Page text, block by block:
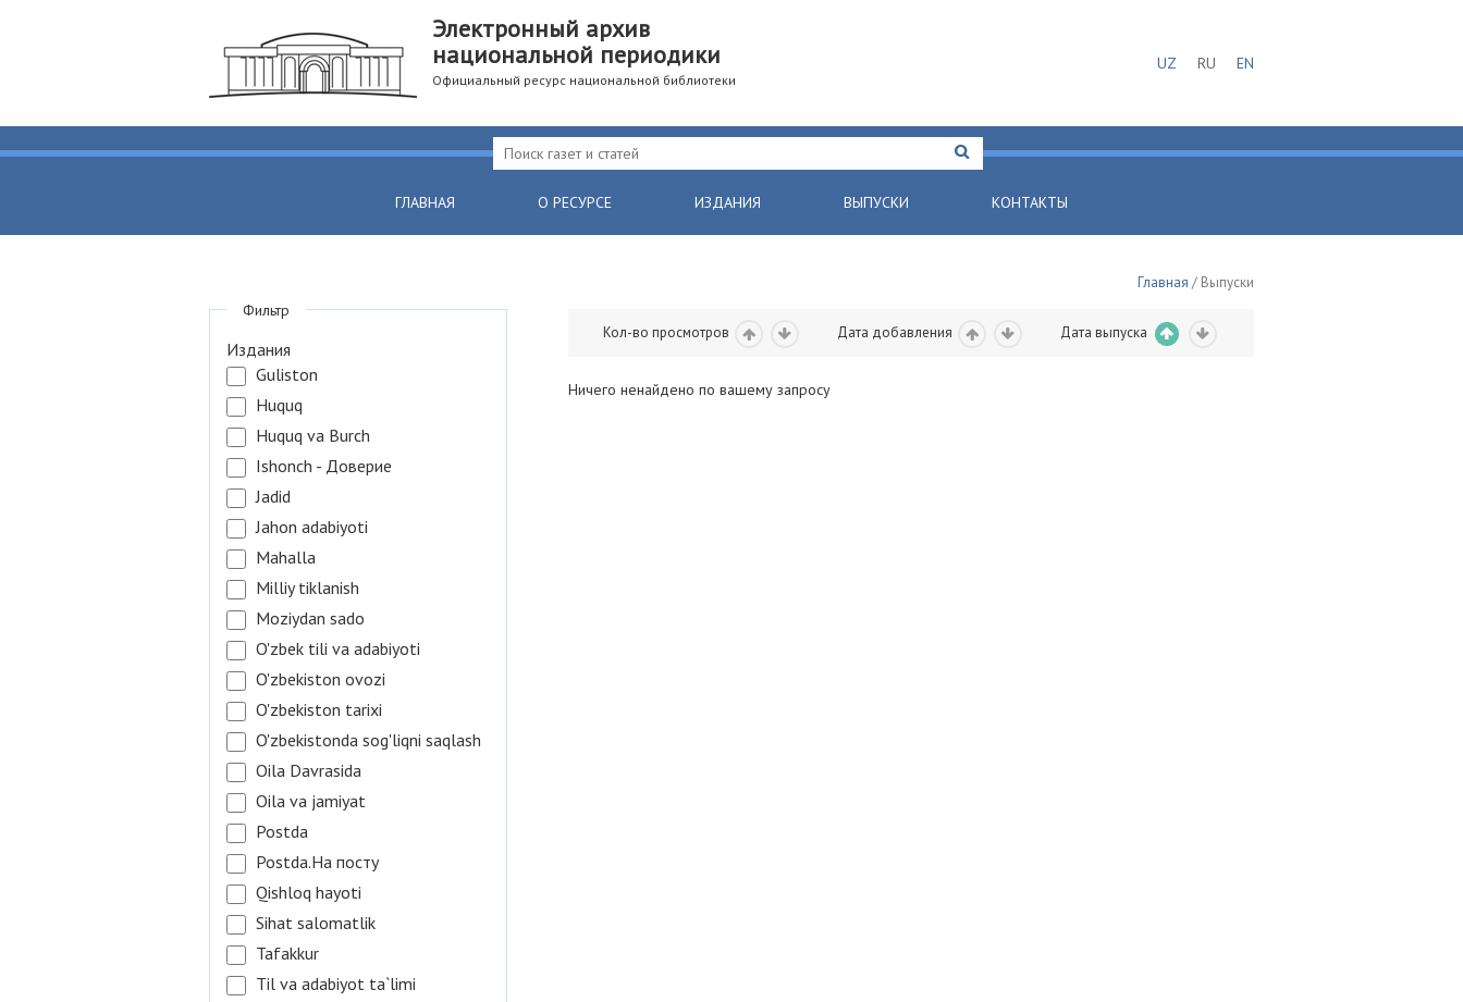
Электронный архив
национальной периодики
Официальный ресурс национальной библиотеки
UZ RU EN
ГЛАВНАЯ О РЕСУРСЕ ИЗДАНИЯ ВЫПУСКИ КОНТАКТЫ
Главная / Выпуски
Кол-во просмотров Дата добавления Дата выпуска
Ничего ненайдено по вашему запросу
Фильтр
Издания
Guliston
Huquq
Huquq va Burch
Ishonch - Доверие
Jadid
Jahon adabiyoti
Mahalla
Milliy tiklanish
Moziydan sado
O'zbek tili va adabiyoti
O'zbekiston ovozi
O'zbekiston tarixi
O'zbekistonda sog'liqni saqlash
Oila Davrasida
Oila va jamiyat
Postda
Postda.На посту
Qishloq hayoti
Sihat salomatlik
Tafakkur
Til va adabiyot ta`limi